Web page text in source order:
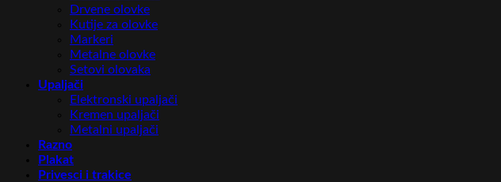
Drvene olovke
Kutije za olovke
Markeri
Metalne olovke
Setovi olovaka
Upaljači
Elektronski upaljači
Kremen upaljači
Metalni upaljači
Razno
Plakat
Privesci i trakice